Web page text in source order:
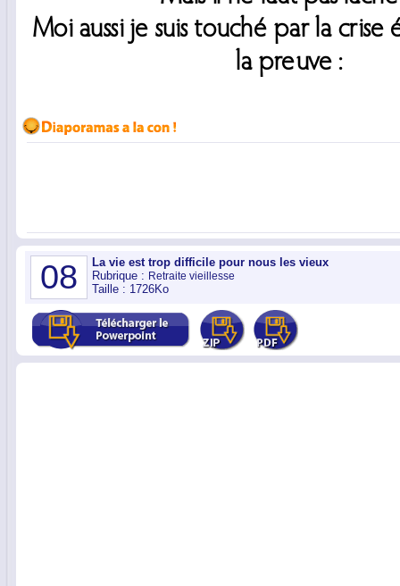
08
La vie est trop difficile pour nous les vieux
Rubrique : Retraite vieillesse
Taille : 1726Ko